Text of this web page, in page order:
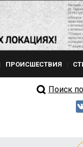
ПРОИСШЕСТВИЯ
Поиск